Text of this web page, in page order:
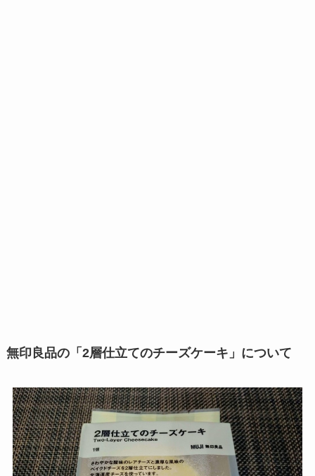
無印良品の「2層仕立てのチーズケーキ」について